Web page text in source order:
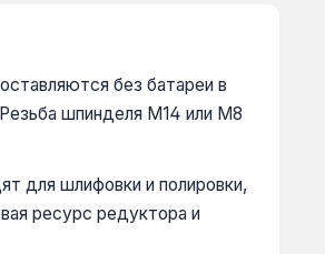
без батареи в
шпинделя М14 или М8
для шлифовки и полировки,
ресурс редуктора и